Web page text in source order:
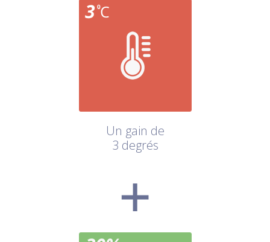
Un gain de
3 degrés